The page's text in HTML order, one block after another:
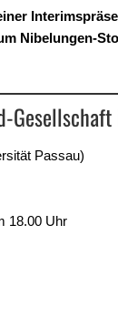
Nibelungen-
Passau)
18.00 Uhr